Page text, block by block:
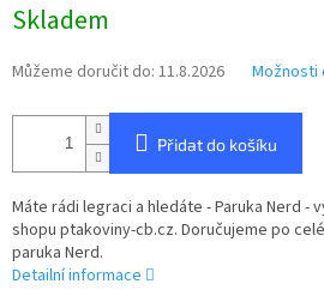
cena:
Skladem
Můžeme doručit do: 11.8.2026 Možnosti
Přidat do košíku
Máte rádi legraci a hledáte - Paruka Nerd -
shopu ptakoviny-cb.cz. Doručujeme po
paruka Nerd.
Detailní informace